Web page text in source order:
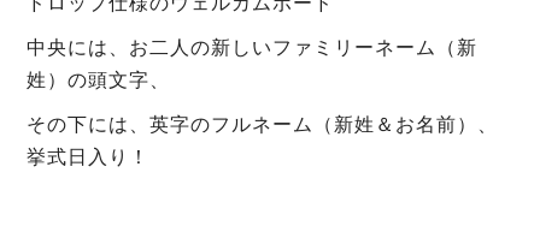
中央には、お二人の新しいファミリーネーム（新
姓）の頭文字、
その下には、英字のフルネーム（新姓＆お名前）、
挙式日入り！